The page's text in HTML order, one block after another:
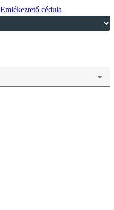
Emlékeztető cédula